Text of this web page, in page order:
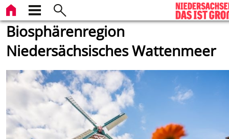
Biosphärenregion
Niedersächsisches Wattenmeer